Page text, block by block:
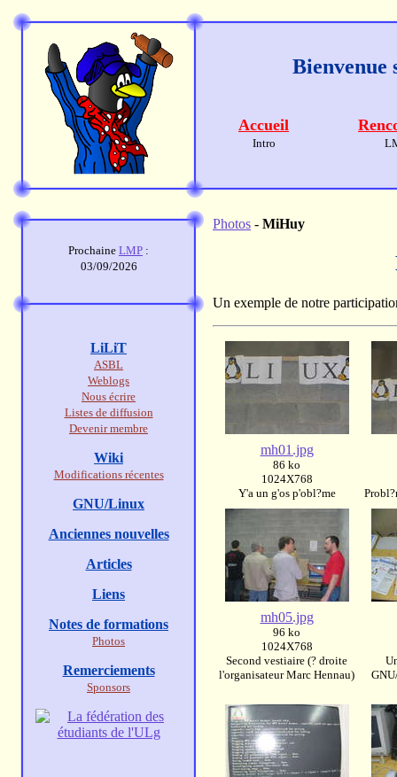
Accueil
Intro
Photos - MiHuy
Un exemple de notre
mh01.jpg
86 ko
1024X768
Y'a un g'os p'obl?me
mh05.jpg
96 ko
1024X768
Second vestiaire (? droite
l'organisateur Marc Hennau)
Prochaine LMP :
03/09/2026
LiLiT
ASBL
Weblogs
Nous écrire
Listes de diffusion
Devenir membre
Wiki
Modifications récentes
GNU/Linux
Anciennes nouvelles
Articles
Liens
Notes de formations
Photos
Remerciements
Sponsors